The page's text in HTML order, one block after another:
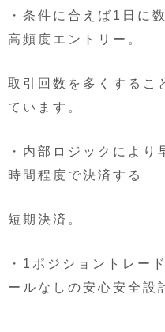
・条件に合えば1日に
高頻度エントリー。
取引回数を多くするこ
ています。
・内部ロジックによ
時間程度で決済する
短期決済。
・1ポジショントレー
ールなしの安心安全設